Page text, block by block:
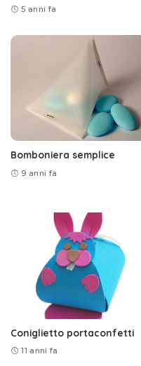
5 anni fa
Bomboniera semplice
9 anni fa
Coniglietto portaconfetti
11 anni fa